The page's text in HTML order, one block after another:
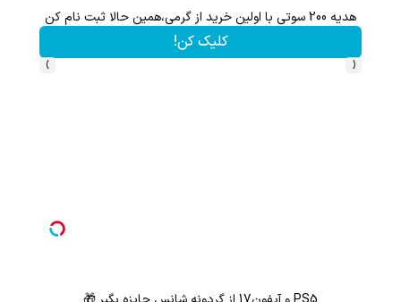
هم سرمایه گذاری میکنی هم نقره هدیه میگیری ؛ثبت نام کن
کلیک کن!
‹
›